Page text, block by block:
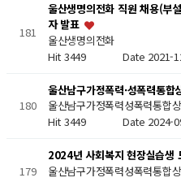
181
울산생명의전화 직원 채용(부
자 발표
울산생명의전화
Hit 3449 Date 2021-
180
울산남구가정폭력·성폭력통
울산남구가정폭력성폭력통합
Hit 3449 Date 2024-
179
2024년 사회복지 현장실습생
울산남구가정폭력성폭력통합